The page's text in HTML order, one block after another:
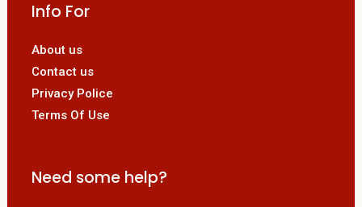
Info For
About us
Contact us
Privacy Police
Terms Of Use
Need some help?